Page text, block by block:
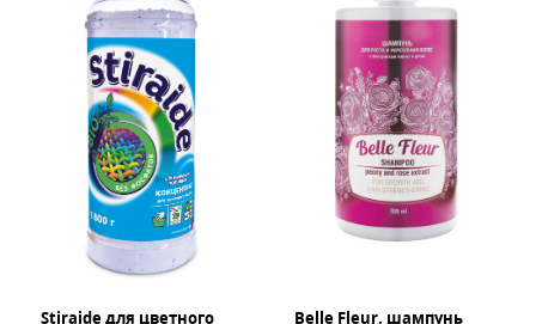
Stiraide для цветного
Belle Fleur, шампунь